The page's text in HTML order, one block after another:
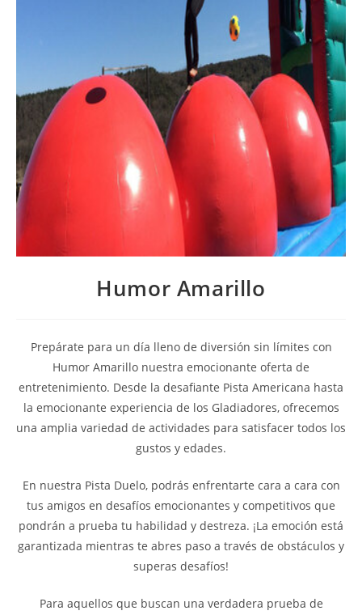
Humor Amarillo
Prepárate para un día lleno de diversión sin límites con
Humor Amarillo nuestra emocionante oferta de
entretenimiento. Desde la desafiante Pista Americana hasta
la emocionante experiencia de los Gladiadores, ofrecemos
una amplia variedad de actividades para satisfacer todos los
gustos y edades.
En nuestra Pista Duelo, podrás enfrentarte cara a cara con
tus amigos en desafíos emocionantes y competitivos que
pondrán a prueba tu habilidad y destreza. ¡La emoción está
garantizada mientras te abres paso a través de obstáculos y
superas desafíos!
Para aquellos que buscan una verdadera prueba de